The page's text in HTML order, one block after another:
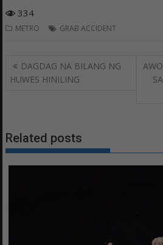
334
METRO GRAB ACCIDENT
Post
navigation
DAGDAG NA BILANG NG
HUWES HINILING
Related posts